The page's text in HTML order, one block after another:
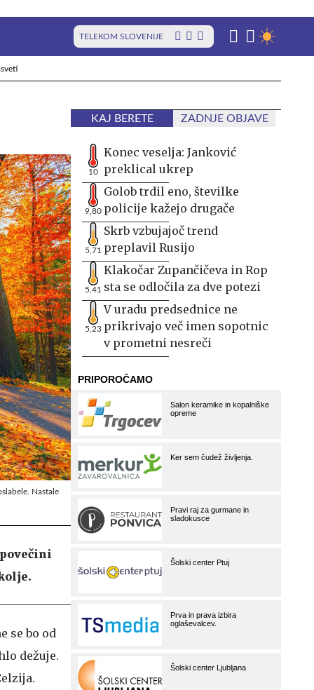
TELEKOM SLOVENIJE
Nastale
se bo od
dežuje.
KAJ BERETE ZADNJE OBJAVE
10
Konec veselja: Janković
preklical ukrep
9,80
Golob trdil eno, številke
policije kažejo drugače
5,71
Skrb vzbujajoč trend
preplavil Rusijo
5,41
Klakočar Zupančičeva in Rop
sta se odločila za dve potezi
5,23
V uradu predsednice ne
prikrivajo več imen sopotnic
v prometni nesreči